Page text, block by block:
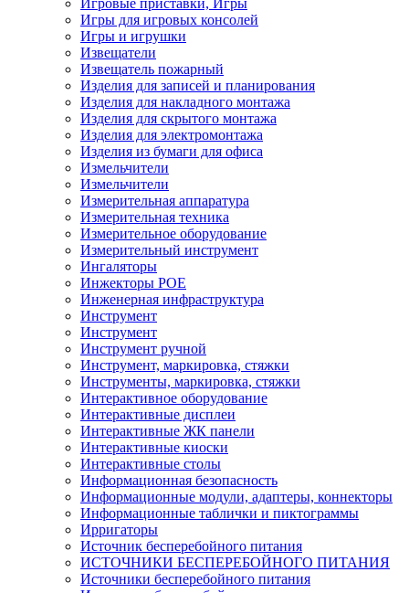
Игры для игровых консолей
Игры и игрушки
Извещатели
Извещатель пожарный
Изделия для записей и планирования
Изделия для накладного монтажа
Изделия для скрытого монтажа
Изделия для электромонтажа
Изделия из бумаги для офиса
Измельчители
Измельчители
Измерительная аппаратура
Измерительная техника
Измерительное оборудование
Измерительный инструмент
Ингаляторы
Инжекторы POE
Инженерная инфраструктура
Инструмент
Инструмент
Инструмент ручной
Инструмент, маркировка, стяжки
Инструменты, маркировка, стяжки
Интерактивное оборудование
Интерактивные дисплеи
Интерактивные ЖК панели
Интерактивные киоски
Интерактивные столы
Информационная безопасность
Информационные модули, адаптеры, коннекторы
Информационные таблички и пиктограммы
Ирригаторы
Источник бесперебойного питания
ИСТОЧНИКИ БЕСПЕРЕБОЙНОГО ПИТАНИЯ
Источники бесперебойного питания